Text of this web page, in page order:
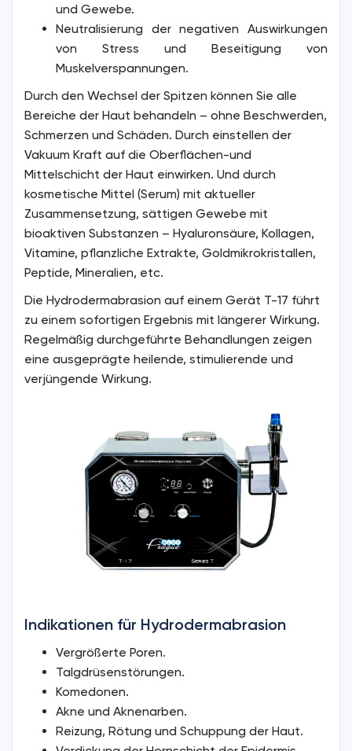
und Gewebe.
Neutralisierung der negativen Auswirkungen
von Stress und Beseitigung von
Muskelverspannungen.
Durch den Wechsel der Spitzen können Sie alle
Bereiche der Haut behandeln – ohne Beschwerden,
Schmerzen und Schäden. Durch einstellen der
Vakuum Kraft auf die Oberflächen-und
Mittelschicht der Haut einwirken. Und durch
kosmetische Mittel (Serum) mit aktueller
Zusammensetzung, sättigen Gewebe mit
bioaktiven Substanzen – Hyaluronsäure, Kollagen,
Vitamine, pflanzliche Extrakte, Goldmikrokristallen,
Peptide, Mineralien, etc.
Die Hydrodermabrasion auf einem Gerät T-17 führt
zu einem sofortigen Ergebnis mit längerer Wirkung.
Regelmäßig durchgeführte Behandlungen zeigen
eine ausgeprägte heilende, stimulierende und
verjüngende Wirkung.
Indikationen für Hydrodermabrasion
Vergrößerte Poren.
Talgdrüsenstörungen.
Komedonen.
Akne und Aknenarben.
Reizung, Rötung und Schuppung der Haut.